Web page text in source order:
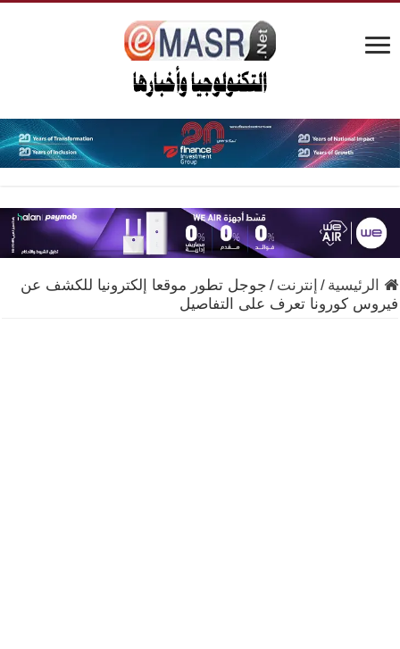
الرئيسية / إنترنت / جوجل تطور موقعا إلكترونيا للكشف عن
فيروس كورونا تعرف على التفاصيل